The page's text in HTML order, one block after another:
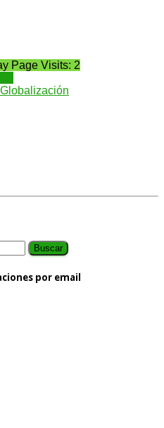
Page Visits: 2
Globalización
por email